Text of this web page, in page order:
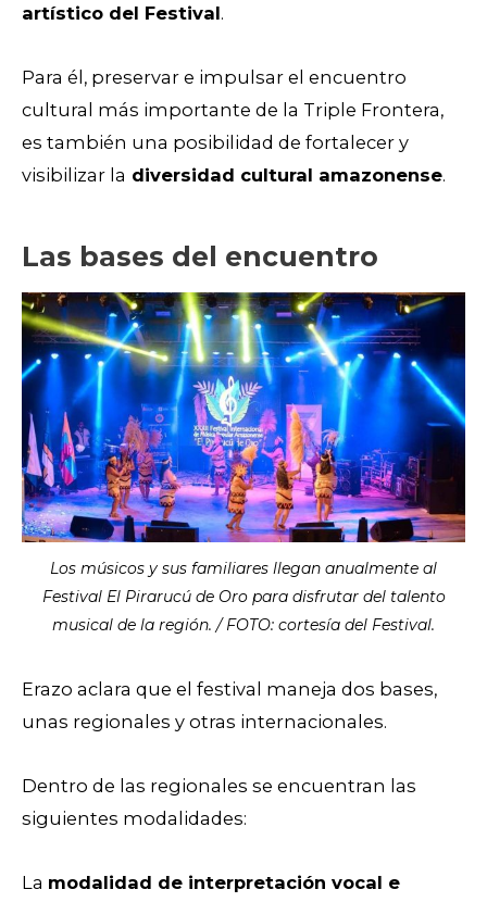
artístico del Festival.
Para él, preservar e impulsar el encuentro
cultural más importante de la Triple Frontera,
es también una posibilidad de fortalecer y
visibilizar la diversidad cultural amazonense.
Las bases del encuentro
Los músicos y sus familiares llegan anualmente al
Festival El Pirarucú de Oro para disfrutar del talento
musical de la región. / FOTO: cortesía del Festival.
Erazo aclara que el festival maneja dos bases,
unas regionales y otras internacionales.
Dentro de las regionales se encuentran las
siguientes modalidades:
La modalidad de interpretación vocal e